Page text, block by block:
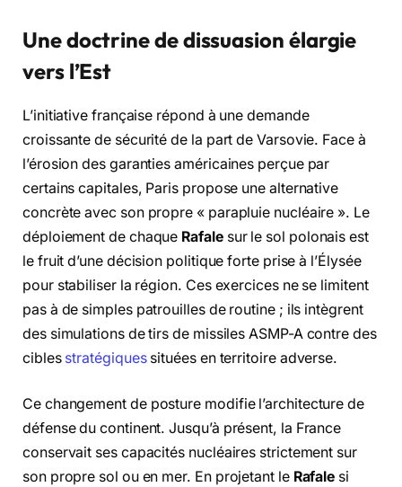
Une doctrine de dissuasion élargie
vers l’Est
L’initiative française répond à une demande
croissante de sécurité de la part de Varsovie. Face à
l’érosion des garanties américaines perçue par
certains capitales, Paris propose une alternative
concrète avec son propre « parapluie nucléaire ». Le
déploiement de chaque Rafalesur le sol polonais est
le fruit d’une décision politique forte prise à l’Élysée
pour stabiliser la région. Ces exercices ne se limitent
pas à de simples patrouilles de routine ; ils intègrent
des simulations de tirs de missiles ASMP-A contre des
cibles stratégiquessituées en territoire adverse.
Ce changement de posture modifie l’architecture de
défense du continent. Jusqu’à présent, la France
conservait ses capacités nucléaires strictement sur
son propre sol ou en mer. En projetant le Rafale si